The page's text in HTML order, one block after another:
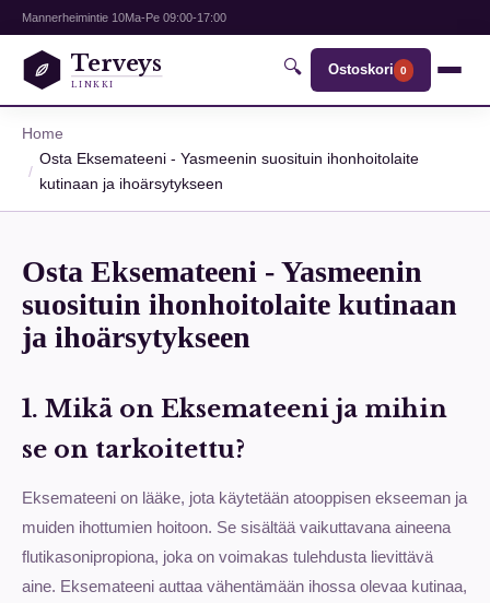
Mannerheimintie 10Ma-Pe 09:00-17:00
Terveys
LINKKI
🔍 Ostoskori 0
Home
Osta Eksemateeni - Yasmeenin suosituin ihonhoitolaite
kutinaan ja ihoärsytykseen
Osta Eksemateeni - Yasmeenin
suosituin ihonhoitolaite kutinaan
ja ihoärsytykseen
1. Mikä on Eksemateeni ja mihin
se on tarkoitettu?
Eksemateeni on lääke, jota käytetään atooppisen ekseeman ja
muiden ihottumien hoitoon. Se sisältää vaikuttavana aineena
flutikasonipropiona, joka on voimakas tulehdusta lievittävä
aine. Eksemateeni auttaa vähentämään ihossa olevaa kutinaa,